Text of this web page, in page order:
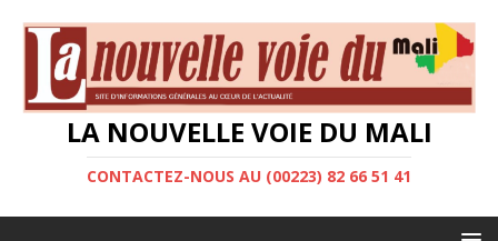
LA NOUVELLE VOIE DU MALI
CONTACTEZ-NOUS AU (00223) 82 66 51 41